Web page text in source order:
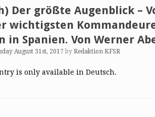
Der größte Augenblick –
wichtigsten
in Spanien. Von Werner
August 31st, 2017 by Redaktion KFSR
is only available in Deutsch.